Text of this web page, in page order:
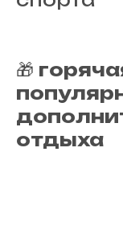
🎁
отдыха